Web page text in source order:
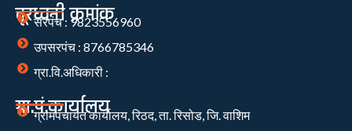
दूरध्वनी क्रमांक
सरपंच : 9823556960
उपसरपंच : 8766785346
ग्रा.वि.अधिकारी :
ग्रा.पं.कार्यालय
ग्रामपंचायत कार्यालय, रिठद, ता. रिसोड, जि. वाशिम